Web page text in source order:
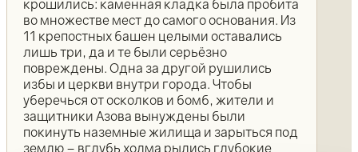
крошились: каменная кладка была пробита
во множестве мест до самого основания. Из
11 крепостных башен целыми оставались
лишь три, да и те были серьёзно
повреждены. Одна за другой рушились
избы и церкви внутри города. Чтобы
уберечься от осколков и бомб, жители и
защитники Азова вынуждены были
покинуть наземные жилища и зарыться под
землю – вглубь холма рылись глубокие